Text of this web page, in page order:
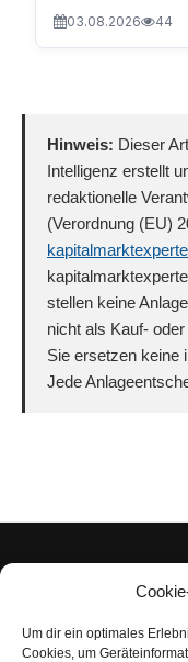
Um dir ein optimales
Cookies, um
03.08.2026 44
Hinweis: Dieser
Intelligenz erstellt
redaktionelle
(Verordnung (EU)
stellen keine
nicht als Kauf-
Sie ersetzen keine
Jede
Impressum